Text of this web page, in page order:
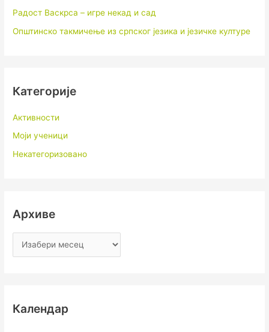
Радост Васкрса – игре некад и сад
Општинско такмичење из српског језика и језичке културе
Категорије
Активности
Моји ученици
Некатегоризовано
Архиве
Календар